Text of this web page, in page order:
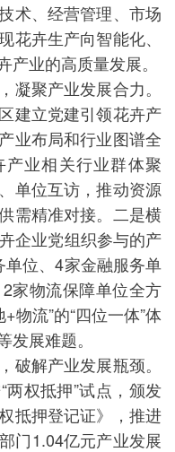
术、经营管理、市场
花卉生产向智能化、
业的高质量发展。
聚产业发展合力。
建立党建引领花卉产
业布局和行业图谱全
产业相关行业群体聚
单位互访，推动资源
需精准对接。二是横
企业党组织参与的产
位、4家金融服务单
家物流保障单位全方
物流”的“四位一体”体
展难题。
解产业发展瓶颈。
权抵押”试点，颁发
抵押登记证》，推进
门1.04亿元产业发展